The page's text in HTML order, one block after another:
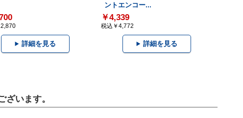
詳細を見る
ントエンコー...
￥4,339
税込￥4,772
詳細を見る
います。